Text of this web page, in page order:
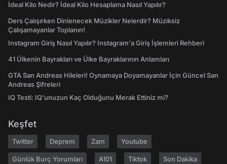
İdeal Kilo Nedir? İdeal Kilo Hesaplama Nasıl Yapılır?
Ders Çalışırken Dinlenecek Müzikler Nelerdir? Müziksiz
Çalışamayanlar Toplanın!
Instagram Giriş Nasıl Yapılır? Instagram'a Giriş İşlemleri Rehberi
41 Ülkenin Bayrakları ve Ülke Bayraklarının Anlamları
GTA San Andreas Hileleri! Oynamaya Doyamayanlar İçin Güncel San
Andreas Şifreleri
IQ Testi: IQ'unuzun Kaç Olduğunu Merak Ettiniz mi?
Keşfet
Twitter Deprem Zam Youtube
Günlük Burç Yorumları A101 Tiktok Son Dakika